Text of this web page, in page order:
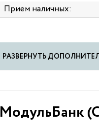
Прием наличных:
PАЗВЕРНУТЬ
МодульБанк